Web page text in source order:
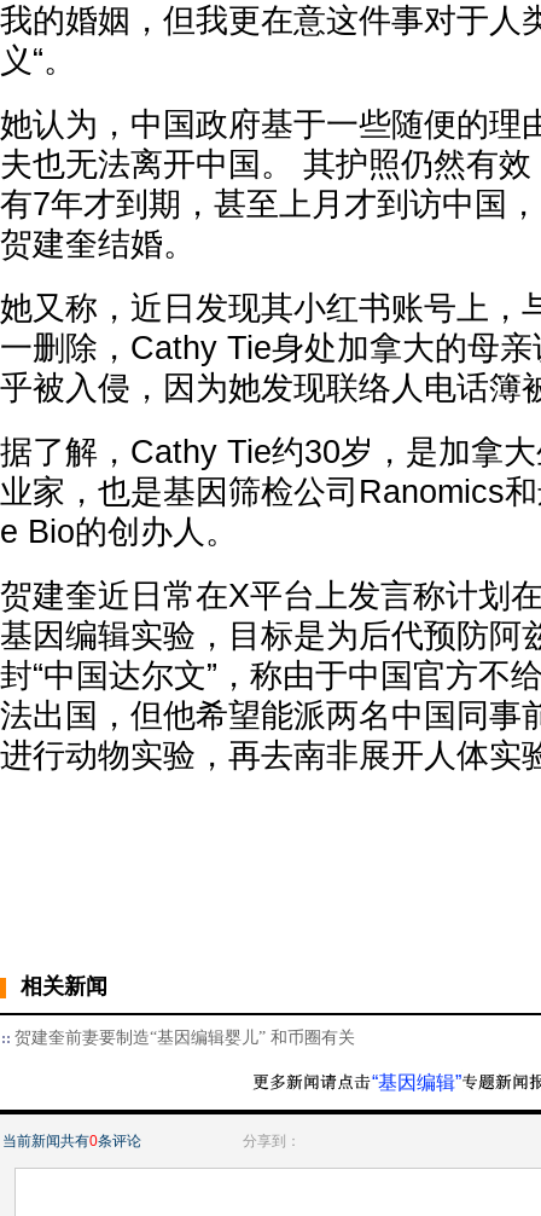
我的婚姻，但我更在意这件事对于人
义“。
她认为，中国政府基于一些随便的理
夫也无法离开中国。 其护照仍然有
有7年才到期，甚至上月才到访中国
贺建奎结婚。
她又称，近日发现其小红书账号上，
一删除，Cathy Tie身处加拿大的母
乎被入侵，因为她发现联络人电话簿
据了解，Cathy Tie约30岁，是加拿
业家，也是基因筛检公司Ranomics
e Bio的创办人。
贺建奎近日常在X平台上发言称计划
基因编辑实验，目标是为后代预防阿
封“中国达尔文”，称由于中国官方不
法出国，但他希望能派两名中国同事
进行动物实验，再去南非展开人体实
相关新闻
贺建奎前妻要制造“基因编辑婴儿” 和币圈有关
“基因编辑”
当前新闻共有0条评论 分享到：